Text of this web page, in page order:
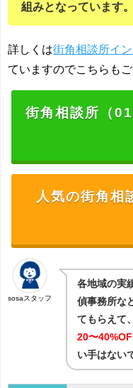
組みとなっています。
詳しくは街角相談所イ
ていますのでこちらも
街角相談所（
人気の街角相
sosaスタッフ
各地域の実
偵事務所な
てもらえて
20〜
い手はない